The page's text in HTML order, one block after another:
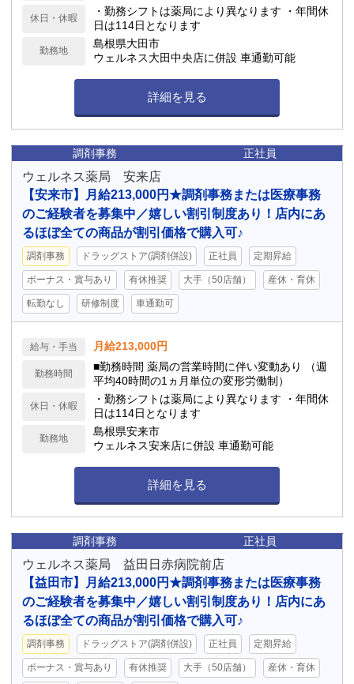
休日・休暇
・勤務シフトは薬局により異なります ・年間休
日は114日となります
勤務地
島根県大田市
ウェルネス大田中央店に併設 車通勤可能
詳細を見る
調剤事務 正社員
ウェルネス薬局 安来店
【安来市】月給213,000円★調剤事務または医療事務
のご経験者を募集中／嬉しい割引制度あり！店内にあ
るほぼ全ての商品が割引価格で購入可♪
調剤事務 ドラッグストア(調剤併設) 正社員 定期昇給
ボーナス・賞与あり 有休推奨 大手（50店舗） 産休・育休
転勤なし 研修制度 車通勤可
給与・手当 月給213,000円
勤務時間
■勤務時間 薬局の営業時間に伴い変動あり （週
平均40時間の1ヵ月単位の変形労働制）
休日・休暇
・勤務シフトは薬局により異なります ・年間休
日は114日となります
勤務地
島根県安来市
ウェルネス安来店に併設 車通勤可能
詳細を見る
調剤事務 正社員
ウェルネス薬局 益田日赤病院前店
【益田市】月給213,000円★調剤事務または医療事務
のご経験者を募集中／嬉しい割引制度あり！店内にあ
るほぼ全ての商品が割引価格で購入可♪
調剤事務 ドラッグストア(調剤併設) 正社員 定期昇給
ボーナス・賞与あり 有休推奨 大手（50店舗） 産休・育休